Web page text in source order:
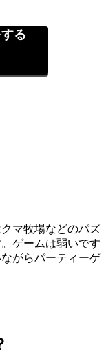
る
マ牧場などのパズ
ゲームは弱いです
がらパーティーゲ